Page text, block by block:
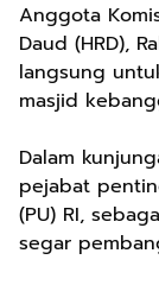
Anggota
Daud (HRD),
langsung
masjid
Dalam
pejabat
(PU) RI,
segar